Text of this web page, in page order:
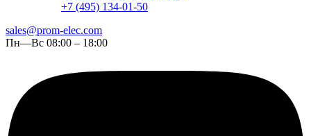
+7 (495) 134-01-50
sales@prom-elec.com
Пн—Вс 08:00 – 18:00